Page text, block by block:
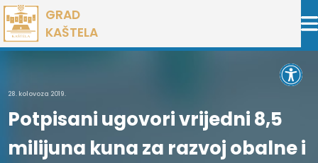
Preskoči
na
sadržaj
GRAD
KAŠTELA
28. kolovoza 2019.
Potpisani ugovori vrijedni 8,5
milijuna kuna za razvoj obalne i